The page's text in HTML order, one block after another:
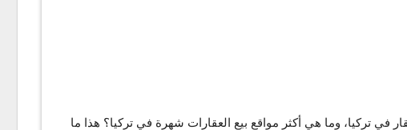
تركيا، وما هي أكثر مواقع بيع العقارات شهرة في تركيا؟ هذا ما